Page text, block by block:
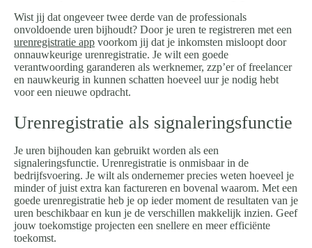
Wist jij dat ongeveer twee derde van de professionals
onvoldoende uren bijhoudt? Door je uren te registreren met een
urenregistratie app voorkom jij dat je inkomsten misloopt door
onnauwkeurige urenregistratie. Je wilt een goede
verantwoording garanderen als werknemer, zzp’er of freelancer
en nauwkeurig in kunnen schatten hoeveel uur je nodig hebt
voor een nieuwe opdracht.
Urenregistratie als signaleringsfunctie
Je uren bijhouden kan gebruikt worden als een
signaleringsfunctie. Urenregistratie is onmisbaar in de
bedrijfsvoering. Je wilt als ondernemer precies weten hoeveel je
minder of juist extra kan factureren en bovenal waarom. Met een
goede urenregistratie heb je op ieder moment de resultaten van je
uren beschikbaar en kun je de verschillen makkelijk inzien. Geef
jouw toekomstige projecten een snellere en meer efficiënte
toekomst.